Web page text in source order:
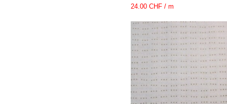
24.00 CHF / m